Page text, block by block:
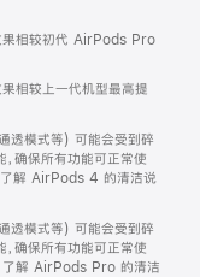
果相较初代 AirPods Pro
相较上一代机型最高提
透模式等) 可能会受到碎
，确保所有功能可正常使
了解 AirPods 4 的清洁说
透模式等) 可能会受到碎
，确保所有功能可正常使
了解 AirPods Pro 的清洁